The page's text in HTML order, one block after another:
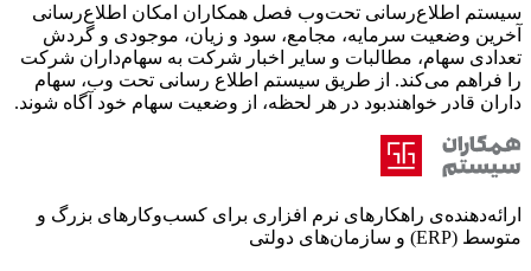
سیستم اطلاع‌رسانی تحت‌‌وب فصل همکاران امکان اطلاع‌رسانی
آخرین وضعیت سرمایه، مجامع، سود و زیان، موجودی و گردش
تعدادی سهام، مطالبات و سایر اخبار شرکت به سهام‌داران شرکت
را فراهم می‌کند. از طریق سیستم اطلاع رسانی تحت وب، سهام
داران قادر خواهند‌بود در هر لحظه، از وضعیت سهام خود آگاه شوند.
ارائه‌دهنده‌ی راهکارهای نرم افزاری برای کسب‌وکارهای بزرگ و
متوسط (ERP) و سازمان‌های دولتی